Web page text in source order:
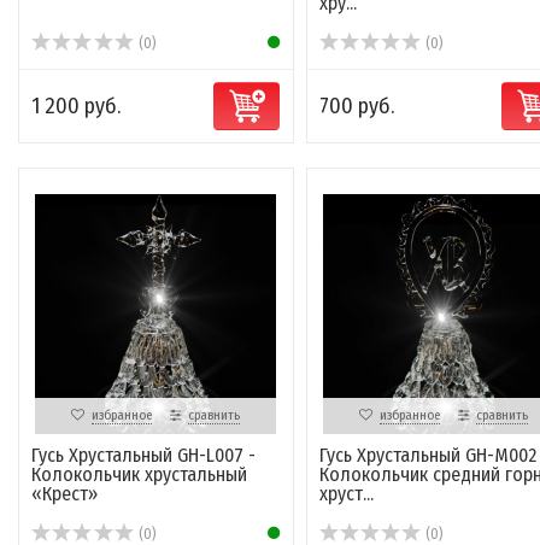
(0)
1 200 руб.
(0)
700 руб.
избранное сравнить
Гусь Хрустальный GH-L007 -
Колокольчик хрустальный
«Крест»
(0)
избранное сравнить
Гусь Хрустальный GH-M002
Колокольчик средний
хруст...
(0)